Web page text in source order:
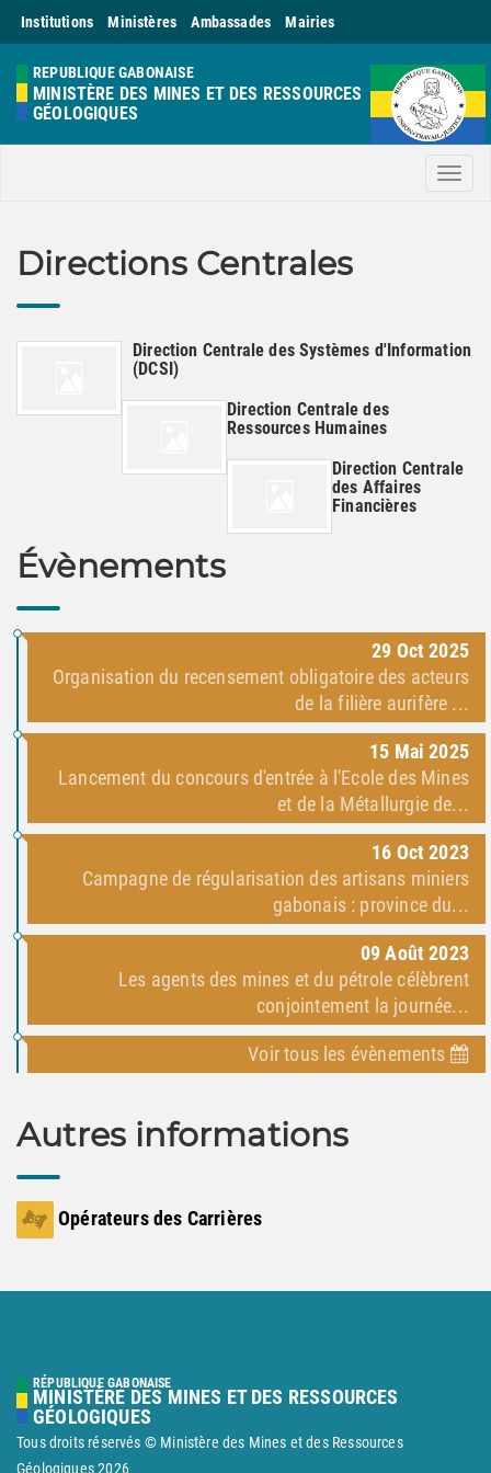
Institutions Ministères Ambassades Mairies
REPUBLIQUE GABONAISE
MINISTÈRE DES MINES ET DES RESSOURCES
GÉOLOGIQUES
Menu
Directions Centrales
Direction Centrale des Systèmes d'Information
(DCSI)
Direction Centrale des
Ressources Humaines
Direction Centrale
des Affaires
Financières
Évènements
29 Oct 2025
Organisation du recensement obligatoire des acteurs
de la filière aurifère ...
15 Mai 2025
Lancement du concours d'entrée à l'Ecole des Mines
et de la Métallurgie de...
16 Oct 2023
Campagne de régularisation des artisans miniers
gabonais : province du...
09 Août 2023
Les agents des mines et du pétrole célèbrent
conjointement la journée...
Voir tous les évènements
Autres informations
Opérateurs des Carrières
RÉPUBLIQUE GABONAISE
MINISTÈRE DES MINES ET DES RESSOURCES
GÉOLOGIQUES
Tous droits réservés © Ministère des Mines et des Ressources
Géologiques2026